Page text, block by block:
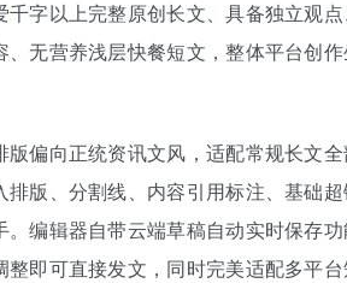
字以上完整原创长文、具备独立观
无营养浅层快餐短文，整体平台创
偏向正统资讯文风，适配常规长文全
版、分割线、内容引用标注、基础
编辑器自带云端草稿自动实时保存
即可直接发文，同时完美适配多平